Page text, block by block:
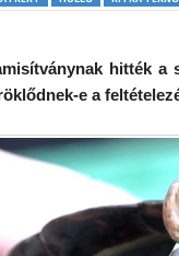
hitték a
e a